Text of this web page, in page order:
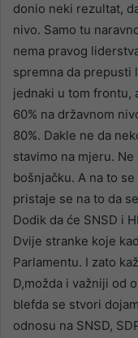
donio neki rezultat,
nivo. Samo tu
nema pravog
spremna da prepusti
jednaki u tom frontu,
60% na državnom
80%. Dakle ne da
stavimo na mjeru.
bošnjačku. A na to
pristaje se na to da
Dodik da će SNSD i
Dvije stranke koje
Parlamentu. I zato
D,možda i važniji od
blefda se stvori
odnosu na SNSD,